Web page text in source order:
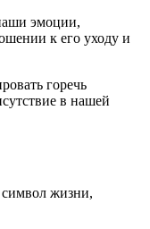
эмоции,
к его уходу и
горечь
в нашей
символ жизни,